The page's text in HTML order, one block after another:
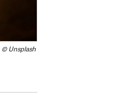
© Unsplash